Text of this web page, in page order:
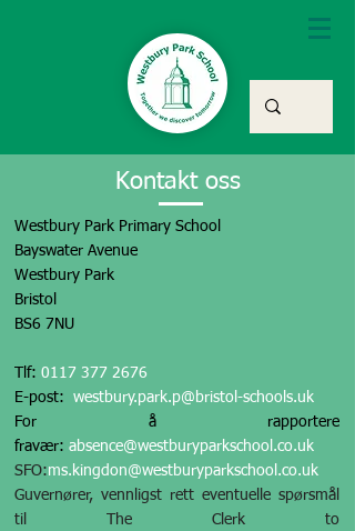
Kontakt oss
Westbury Park Primary School
Bayswater Avenue
Westbury Park
Bristol
BS6 7NU
Tlf: 0117 377 2676
E-post: westbury.park.p@bristol-schools.uk
For å rapportere
fravær: absence@westburyparkschool.co.uk
SFO:ms.kingdon@westburyparkschool.co.uk
Guvernører, vennligst rett eventuelle spørsmål
til The Clerk to